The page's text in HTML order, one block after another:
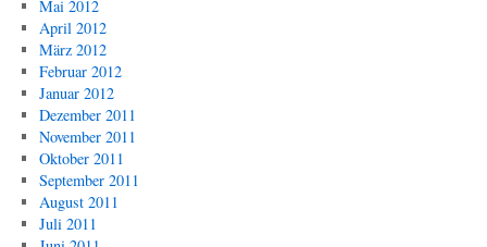
Mai 2012
April 2012
März 2012
Februar 2012
Januar 2012
Dezember 2011
November 2011
Oktober 2011
September 2011
August 2011
Juli 2011